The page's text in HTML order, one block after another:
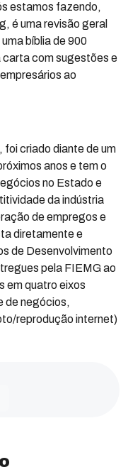
estamos fazendo,
é uma revisão geral
bíblia de 900
carta com sugestões e
ao
foi criado diante de um
anos e tem o
no Estado e
da indústria
de empregos e
diretamente e
de Desenvolvimento
pela FIEMG ao
em quatro eixos
de negócios,
reprodução internet)